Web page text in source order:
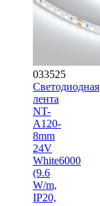
033525
Светодиодная
лента
NT-
A120-
8mm
24V
White6000
(9.6
W/m,
IP20,